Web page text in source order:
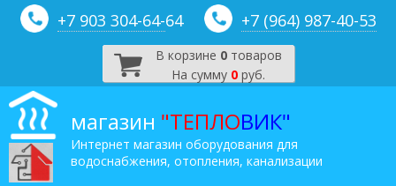
+7 903 304-64-64 +7 (964) 987-40-53
В корзине 0товаров
На сумму 0 руб.
магазин "ТЕПЛОВИК"
Интернет магазин оборудования для
водоснабжения, отопления, канализации